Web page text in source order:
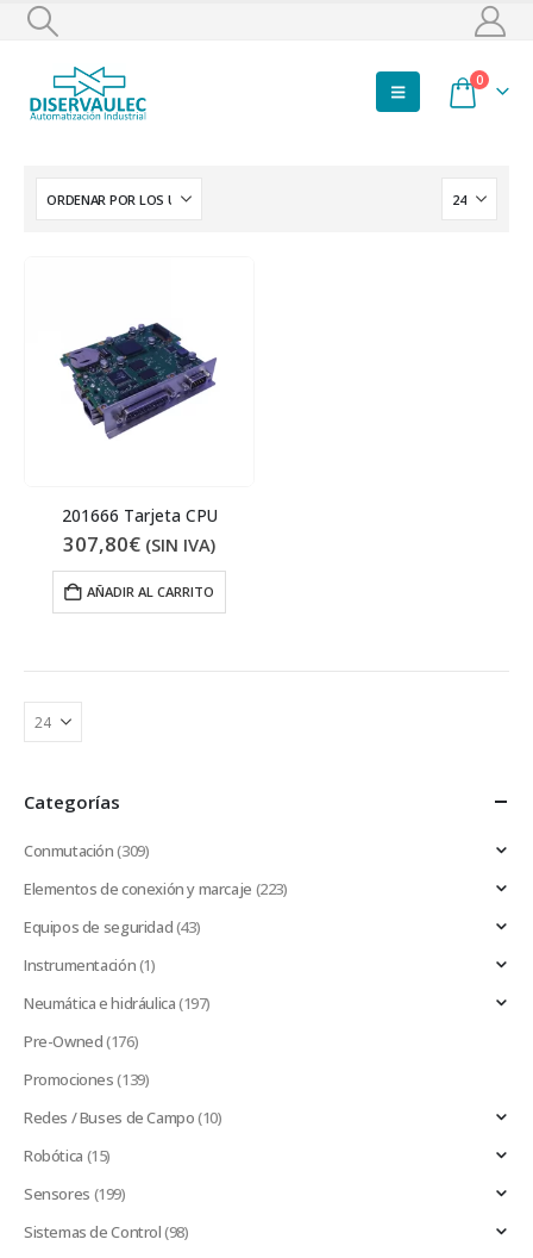
0
201666 Tarjeta CPU
307,80€ (SIN IVA)
AÑADIR AL CARRITO
Categorías
Conmutación(309)
Elementos de conexión y marcaje (223)
Equipos de seguridad(43)
Instrumentación(1)
Neumática e hidráulica(197)
Pre-Owned(176)
Promociones(139)
Redes / Buses de Campo(10)
Robótica (15)
Sensores (199)
Sistemas de Control(98)